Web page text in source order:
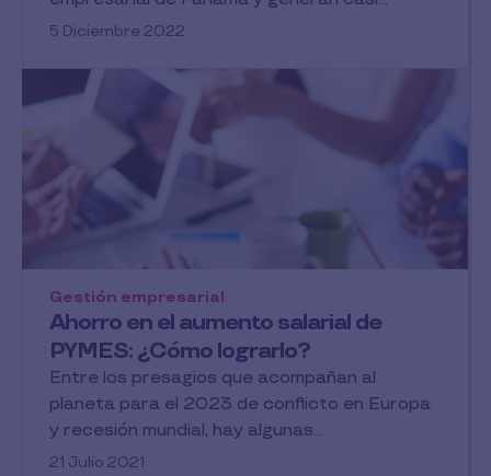
5 Diciembre 2022
Ahorro en el aumento salarial de
PYMES: ¿Cómo lograrlo?
Gestión empresarial
Entre los presagios que acompañan al
planeta para el 2023 de conflicto en Europa
y recesión mundial, hay algunas...
21 Julio 2021